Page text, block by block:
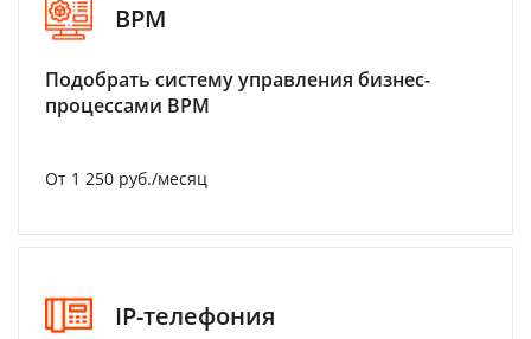
BPM
Подобрать систему управления бизнес-
процессами BPM
От 1 250 руб./месяц
IP-телефония